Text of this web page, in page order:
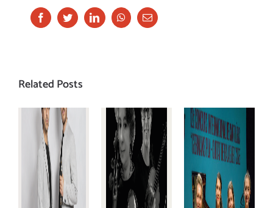
FacebookTwitterLinkedInWhatsappEmail
Related Posts